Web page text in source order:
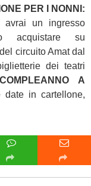
PER I NONNI:
un ingresso
acquistare su
circuito Amat dal
dei teatri
A
in cartellone,